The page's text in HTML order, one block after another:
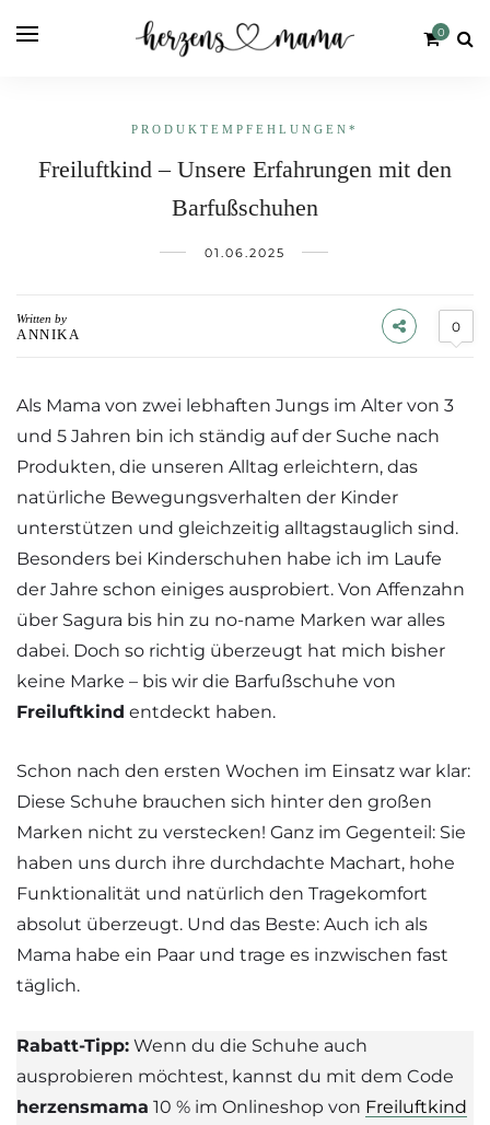
0
PRODUKT­EMPFEHLUNGEN*
Freiluftkind – Unsere Erfahrungen mit den
Barfußschuhen
01.06.2025
Written by
ANNIKA 0
Als Mama von zwei lebhaften Jungs im Alter von 3
und 5 Jahren bin ich ständig auf der Suche nach
Produkten, die unseren Alltag erleichtern, das
natürliche Bewegungsverhalten der Kinder
unterstützen und gleichzeitig alltagstauglich sind.
Besonders bei Kinderschuhen habe ich im Laufe
der Jahre schon einiges ausprobiert. Von Affenzahn
über Sagura bis hin zu no-name Marken war alles
dabei. Doch so richtig überzeugt hat mich bisher
keine Marke – bis wir die Barfußschuhe von
Freiluftkind entdeckt haben.
Schon nach den ersten Wochen im Einsatz war klar:
Diese Schuhe brauchen sich hinter den großen
Marken nicht zu verstecken! Ganz im Gegenteil: Sie
haben uns durch ihre durchdachte Machart, hohe
Funktionalität und natürlich den Tragekomfort
absolut überzeugt. Und das Beste: Auch ich als
Mama habe ein Paar und trage es inzwischen fast
täglich.
Rabatt-Tipp: Wenn du die Schuhe auch
ausprobieren möchtest, kannst du mit dem Code
herzensmama 10 % im Onlineshop von Freiluftkind